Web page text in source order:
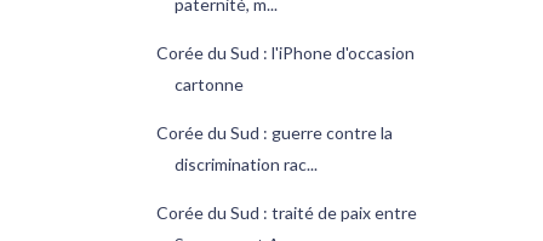
Corée du Sud : l'iPhone d'occasion
cartonne
Corée du Sud : guerre contre la
discrimination rac...
Corée du Sud : traité de paix entre